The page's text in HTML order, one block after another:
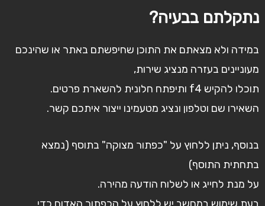
נתקלתם בבעיה?
במידה ולא מצאתם את התוכן שחיפשתם באתר או שהינכם
מעוניינים בעזרה מנציג שירות,
תוכלו להקיש f4 ותיפתח חלונית להשארת פרטים.
השאירו שם וטלפון ונציג מטעמינו ייצור איתכם קשר.
בנוסף, ניתן ללחוץ על "כפתור מצוקה" בתוסף (נמצא
בתחתית התוסף)
על מנת לחייג או לשלוח הודעה מהירה.
בעת שימוש במחשב יש ללחוץ על הכפתור האדום כדי